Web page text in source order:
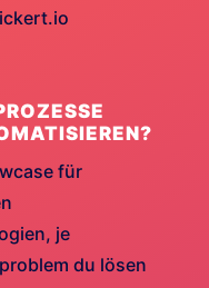
für
je
du lösen